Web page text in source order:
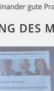
gute
DES